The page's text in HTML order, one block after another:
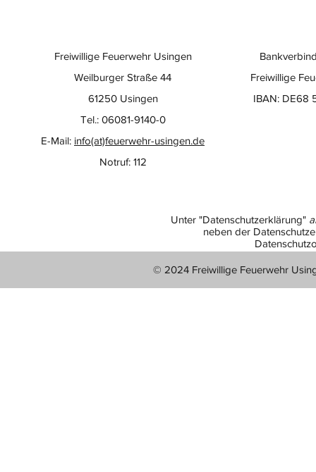
Freiwillige
IBAN: DE68
Freiwillige Feuerwehr Usingen
Weilburger Straße 44
61250 Usingen
Tel.: 06081-9140-0
E-Mail: info(at)feuerwehr-usingen.de
Notruf: 112
Unter "Datenschutzerklärung"
neben der
© 2024 Freiwillige Feuerwehr